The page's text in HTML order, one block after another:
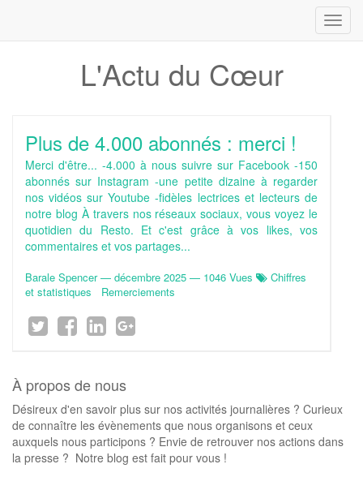
L'Actu du Cœur
Plus de 4.000 abonnés : merci !
Merci d'être... -4.000 à nous suivre sur Facebook -150
abonnés sur Instagram -une petite dizaine à regarder
nos vidéos sur Youtube -fidèles lectrices et lecteurs de
notre blog À travers nos réseaux sociaux, vous voyez le
quotidien du Resto. Et c'est grâce à vos likes, vos
commentaires et vos partages...
Barale Spencer— décembre 2025 — 1046 Vues
Chiffres
et statistiques
Remerciements
À propos de nous
Désireux d'en savoir plus sur nos activités journalières ? Curieux
de connaître les évènements que nous organisons et ceux
auxquels nous participons ? Envie de retrouver nos actions dans
la presse ? Notre blog est fait pour vous !